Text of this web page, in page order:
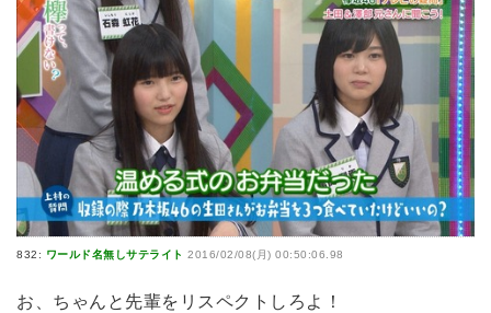
832: ワールド名無しサテライト 2016/02/08(月) 00:50:06.98
お、ちゃんと先輩をリスペクトしろよ！